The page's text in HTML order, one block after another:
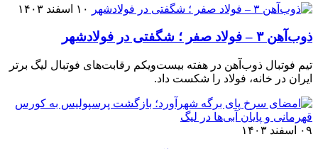
۱۰ اسفند ۱۴۰۳
ذوب‌آهن ۳ – فولاد صفر ؛ شگفتی در فولادشهر
تیم فوتبال ذوب‌آهن در هفته بیست‌ویکم رقابت‌های فوتبال لیگ برتر
ایران در خانه، فولاد را شکست داد.
۰۹ اسفند ۱۴۰۳